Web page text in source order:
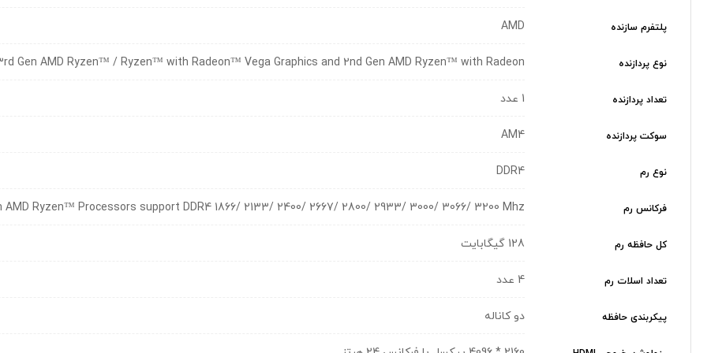
پلتفرم سازنده AMD
نوع پردازنده Gen AMD Ryzen™ / Ryzen™ with Radeon™ Vega Graphics and 2nd Gen AMD Ryzen™ with Radeon
تعداد پردازنده 1 عدد
سوکت پردازنده AM4
نوع رم DDR4
فرکانس رم AMD Ryzen™ Processors support DDR4 1866/ 2133/ 2400/ 2667/ 2800/ 2933/ 3000/ 3066/ 3200 Mhz
کل حافظه رم 128 گیگابایت
تعداد اسلات رم 4 عدد
پیکربندی حافظه دو کاناله